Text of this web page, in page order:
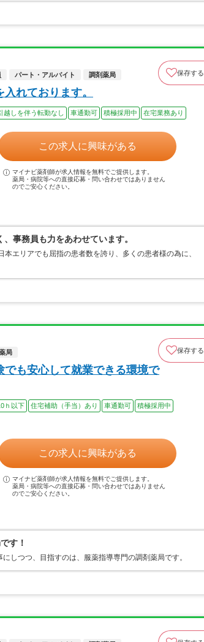
パート・アルバイト 調剤薬局 保存する
れております。
越しを伴う転勤なし 車通勤可 積極採用中 在宅業務あり
この求人に興味がある
マイナビ薬剤師が求人情報を無料でご提供します。
薬局・病院等への直接応募・問い合わせではありません
のでご安心ください。
事務員も力をあわせています。
エリアでも屈指の患者数を誇り、多くの患者様の為に、
局 保存する
でも安心して就業できる環境で
ｈ以下 住宅補助（手当）あり 車通勤可
積極採用中
この求人に興味がある
マイナビ薬剤師が求人情報を無料でご提供します。
薬局・病院等への直接応募・問い合わせではありません
のでご安心ください。
す！
しつつ、目指すのは、服薬指導専門の調剤薬局です。